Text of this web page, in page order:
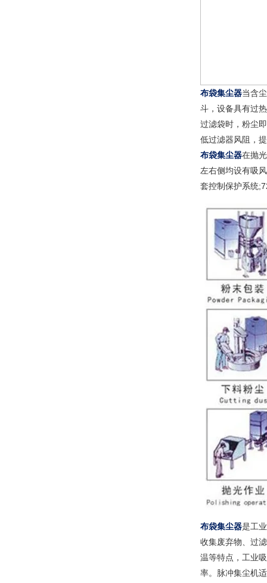
布袋集尘器当含
斗，设备具有过
过滤袋时，粉尘
低过滤器风阻，
布袋集尘器在抛
左右侧均设有吸
套控制保护系统
布袋集尘器是工
收集废弃物、过
温等特点，工业
率。脉冲集尘机